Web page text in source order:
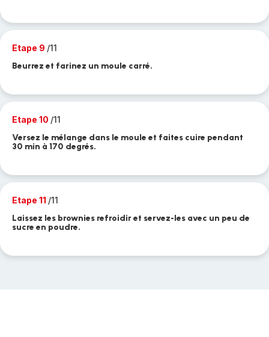
Etape 9 /11
Beurrez et farinez un moule carré.
Etape 10 /11
Versez le mélange dans le moule et faites cuire pendant
30 min à 170 degrés.
Etape 11 /11
Laissez les brownies refroidir et servez-les avec un peu de
sucre en poudre.